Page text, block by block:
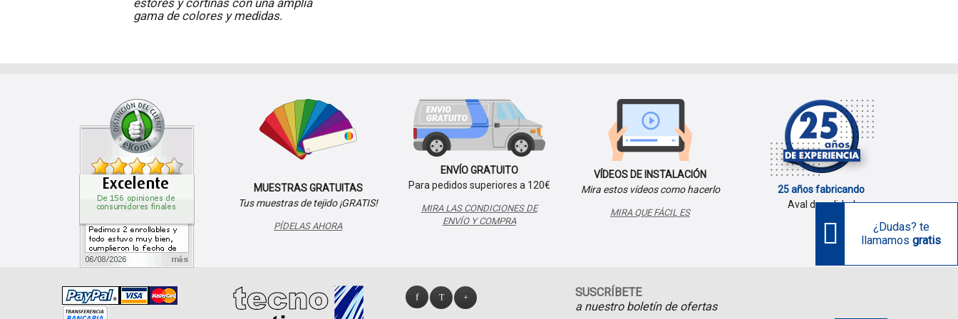
estores y cortinas con una amplia
gama de colores y medidas.
¿Dudas? te
llamamos gratis
MUESTRAS GRATUITAS
Tus muestras de tejido ¡GRATIS!
PÍDELAS AHORA
ENVÍO GRATUITO
Para pedidos superiores a 120€
MIRA LAS CONDICIONES DE
ENVÍO Y COMPRA
VÍDEOS DE INSTALACIÓN
Mira estos vídeos como hacerlo
MIRA QUE FÁCIL ES
25 años fabricando
Aval de calidad
. . .
SUSCRÍBETE
a nuestro boletín de ofertas